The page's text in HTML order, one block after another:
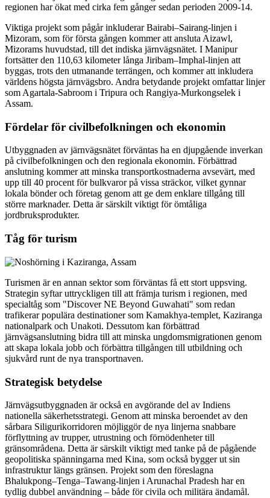
regionen har ökat med cirka fem gånger sedan perioden 2009-14.
Viktiga projekt som pågår inkluderar Bairabi–Sairang-linjen i
Mizoram, som för första gången kommer att ansluta Aizawl,
Mizorams huvudstad, till det indiska järnvägsnätet. I Manipur
fortsätter den 110,63 kilometer långa Jiribam–Imphal-linjen att
byggas, trots den utmanande terrängen, och kommer att inkludera
världens högsta järnvägsbro. Andra betydande projekt omfattar linjer
som Agartala-Sabroom i Tripura och Rangiya-Murkongselek i
Assam.
Fördelar för civilbefolkningen och ekonomin
Utbyggnaden av järnvägsnätet förväntas ha en djupgående inverkan
på civilbefolkningen och den regionala ekonomin. Förbättrad
anslutning kommer att minska transportkostnaderna avsevärt, med
upp till 40 procent för bulkvaror på vissa sträckor, vilket gynnar
lokala bönder och företag genom att ge dem enklare tillgång till
större marknader. Detta är särskilt viktigt för ömtåliga
jordbruksprodukter.
Tåg för turism
Turismen är en annan sektor som förväntas få ett stort uppsving.
Strategin syftar uttryckligen till att främja turism i regionen, med
specialtåg som "Discover NE Beyond Guwahati" som redan
trafikerar populära destinationer som Kamakhya-templet, Kaziranga
nationalpark och Unakoti. Dessutom kan förbättrad
järnvägsanslutning bidra till att minska ungdomsmigrationen genom
att skapa lokala jobb och förbättra tillgången till utbildning och
sjukvård runt de nya transportnaven.
Strategisk betydelse
Järnvägsutbyggnaden är också en avgörande del av Indiens
nationella säkerhetsstrategi. Genom att minska beroendet av den
sårbara Siligurikorridoren möjliggör de nya linjerna snabbare
förflyttning av trupper, utrustning och förnödenheter till
gränsområdena. Detta är särskilt viktigt med tanke på de pågående
geopolitiska spänningarna med Kina, som också bygger ut sin
infrastruktur längs gränsen. Projekt som den föreslagna
Bhalukpong–Tenga–Tawang-linjen i Arunachal Pradesh har en
tydlig dubbel användning – både för civila och militära ändamål.